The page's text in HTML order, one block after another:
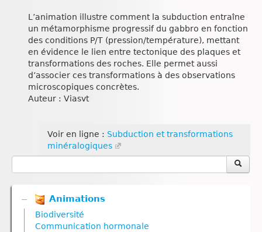
L’animation illustre comment la subduction entraîne
un métamorphisme progressif du gabbro en fonction
des conditions P/T (pression/température), mettant
en évidence le lien entre tectonique des plaques et
transformations des roches. Elle permet aussi
d’associer ces transformations à des observations
microscopiques concrètes.
Auteur : Viasvt
Voir en ligne : Subduction et transformations
minéralogiques
Animations
Biodiversité
Communication hormonale